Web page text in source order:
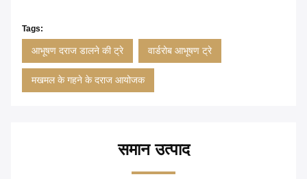
Tags:
आभूषण दराज डालने की ट्रे वार्डरोब आभूषण ट्रे
मखमल के गहने के दराज आयोजक
समान उत्पाद